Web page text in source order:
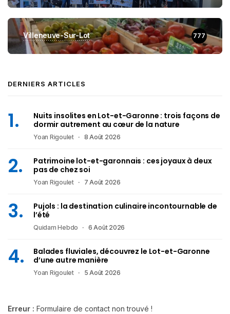
Villeneuve-Sur-Lot 777
DERNIERS ARTICLES
Nuits insolites en Lot-et-Garonne : trois façons de
dormir autrement au cœur de la nature
Yoan Rigoulet 8 Août 2026
Patrimoine lot-et-garonnais : ces joyaux à deux
pas de chez soi
Yoan Rigoulet 7 Août 2026
Pujols : la destination culinaire incontournable de
l’été
Quidam Hebdo 6 Août 2026
Balades fluviales, découvrez le Lot-et-Garonne
d’une autre manière
Yoan Rigoulet 5 Août 2026
Erreur : Formulaire de contact non trouvé !